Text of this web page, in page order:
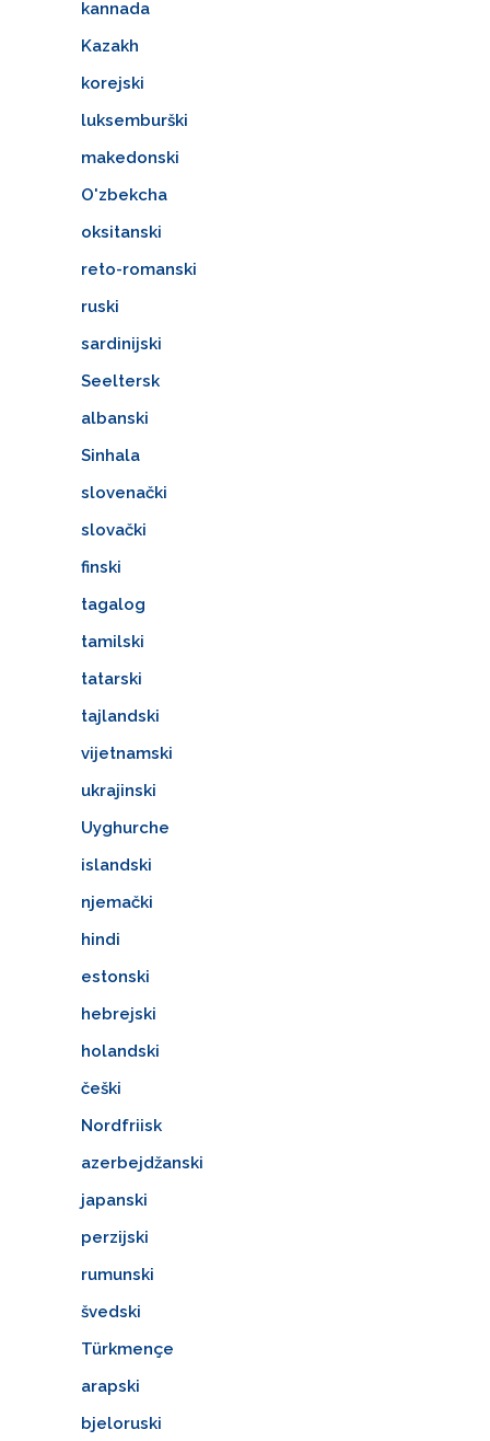
kannada
Kazakh
korejski
luksemburški
makedonski
O'zbekcha
oksitanski
reto-romanski
ruski
sardinijski
Seeltersk
albanski
Sinhala
slovenački
slovački
finski
tagalog
tamilski
tatarski
tajlandski
vijetnamski
ukrajinski
Uyghurche
islandski
njemački
hindi
estonski
hebrejski
holandski
češki
Nordfriisk
azerbejdžanski
japanski
perzijski
rumunski
švedski
Türkmençe
arapski
bjeloruski